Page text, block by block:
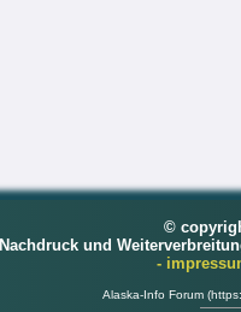
©
Nachdruck und
-
Alaska-Info Forum